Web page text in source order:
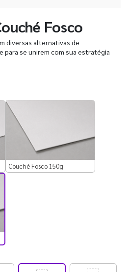
Fosco
diversas alternativas de
para se unirem com sua estratégia
Couché Fosco 150g